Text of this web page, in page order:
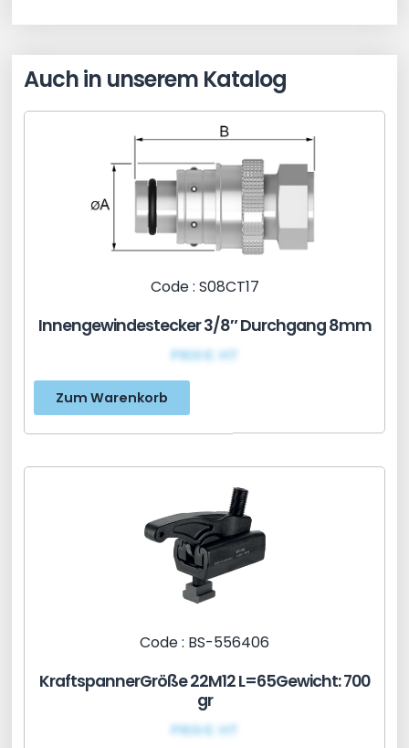
Auch in unserem Katalog
Code : S08CT17
Innengewindestecker 3/8″ Durchgang 8mm
PRIX€ HT
Zum Warenkorb
Code : BS-556406
KraftspannerGröße 22M12 L=65Gewicht: 700
gr
PRIX€ HT